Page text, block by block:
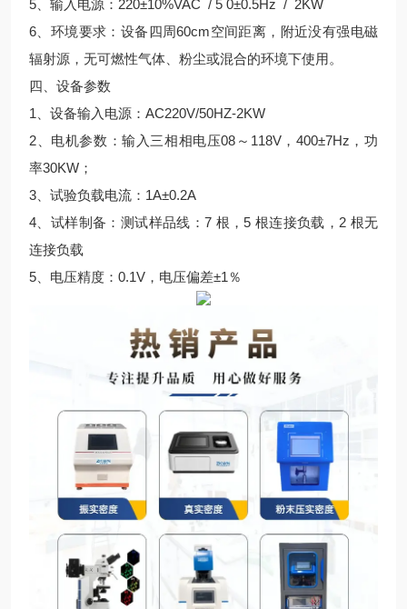
5、输入电源：220±10%VAC / 5 0±0.5Hz / 2KW
6、环境要求：设备四周60cm空间距离，附近没有强电磁
辐射源，无可燃性气体、粉尘或混合的环境下使用。
四、设备参数
1、设备输入电源：AC220V/50HZ-2KW
2、电机参数：输入三相相电压08～118V，400±7Hz，功
率30KW；
3、试验负载电流：1A±0.2A
4、试样制备：测试样品线：7 根，5 根连接负载，2 根无
连接负载
5、电压精度：0.1V，电压偏差±1％